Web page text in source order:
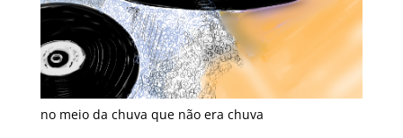
no meio da chuva que não era chuva